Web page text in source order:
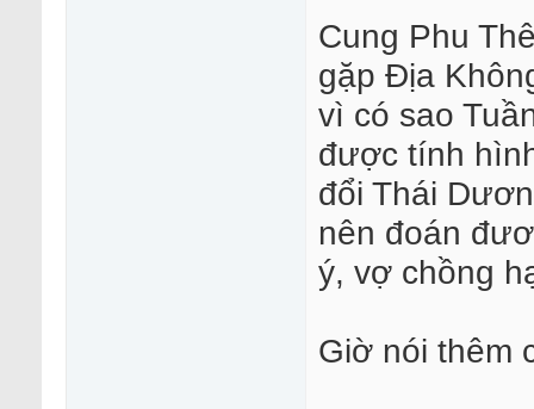
Cung Phu
gặp Địa
vì có sao
được tính
đổi Thái
nên đoán
ý, vợ chồng
Giờ nói thêm